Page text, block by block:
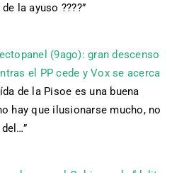
la ayuso ????”
(9ago): gran descenso
el PP cede y Vox se acerca
de la Pisoe es una buena
hay que ilusionarse mucho, no
”